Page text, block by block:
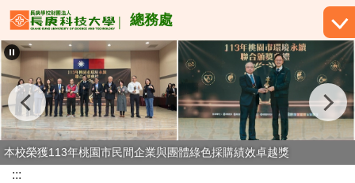
跳
到
主
內
容
區
總務處
本校榮獲114年桃園市民間企業與團體綠色採購績效卓越獎
本校榮獲113年桃園市民間企業與團體綠色採購績效卓越獎
:::